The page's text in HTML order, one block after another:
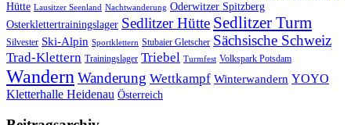
Hütte Lausitzer Seenland Nachtwanderung Oderwitzer Spitzberg
Osterklettertrainingslager Sedlitzer Hütte Sedlitzer Turm
Silvester Ski-Alpin Sportklettern Stubaier Gletscher Sächsische Schweiz
Trad-Klettern Trainingslager Triebel Turmfest Volkspark Potsdam
Wandern Wanderung Wettkampf Winterwandern YOYO
Kletterhalle Heidenau Österreich